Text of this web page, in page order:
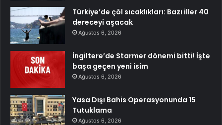
Türkiye’de çöl sıcaklıkları: Bazı iller 40
dereceyi aşacak
Ağustos 6, 2026
İngiltere’de Starmer dönemi bitti! İşte
başa geçen yeni isim
Ağustos 6, 2026
Yasa Dışı Bahis Operasyonunda 15
Tutuklama
Ağustos 6, 2026